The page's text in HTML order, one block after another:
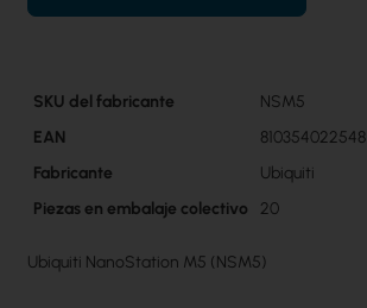
Más
SKU del fabricante
NSM5
EAN
810354022548
Fabricante
Ubiquiti
Piezas en embalaje colectivo
20
Ubiquiti NanoStation M5 (NSM5)